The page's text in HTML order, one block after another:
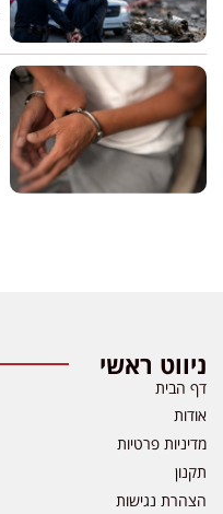
ניווט ראשי
דף הבית
אודות
מדיניות פרטיות
תקנון
הצהרת נגישות